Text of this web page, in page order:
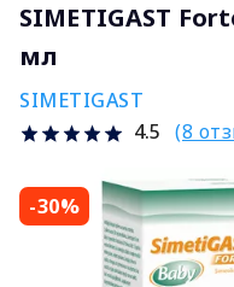
SIMETIGAST
мл
SIMETIGAST
4.5 (8
-30%